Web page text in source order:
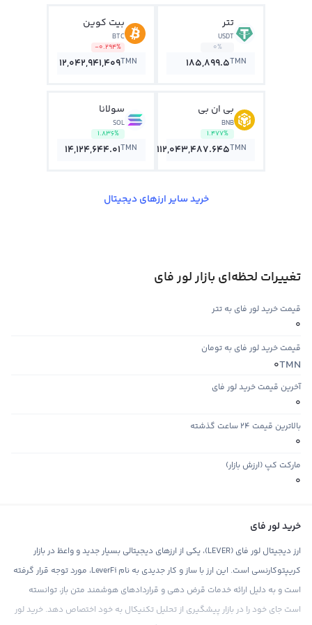
تتر
USDT
0%
185,899.5TMN
بیت کوین
BTC
-0.294%
12,042,941,409TMN
بی ان بی
BNB
1.477%
112,043,487.645TMN
سولانا
SOL
1.836%
14,124,644.01TMN
خرید سایر ارزهای دیجیتال
تغییرات لحظه‌ای بازار لور فای
قیمت خرید لور فای به تتر
0
قیمت خرید لور فای به تومان
TMN
0
آخرین قیمت خرید لور فای
0
بالاترین قیمت ۲۴ ساعت گذشته
0
مارکت کپ (ارزش بازار)
0
خرید لور فای
ارز دیجیتال لور فای (LEVER)، یکی از ارزهای دیجیتالی بسیار جدید و واعظ در بازار
کریپتوکارنسی است. این ارز با ساز و کار جدیدی به نام LeverFi، مورد توجه قرار گرفته
است و به دلیل ارائه خدمات قرض دهی و قراردادهای هوشمند متن باز، توانسته
است جای خود را در بازار پیشگیری از تحلیل تکنیکال به خود اختصاص دهد. خرید لور